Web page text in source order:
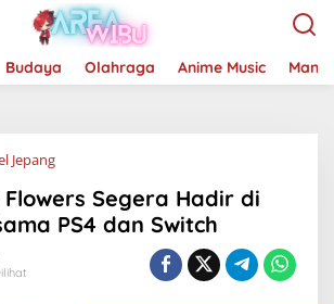
Budaya Olahraga Anime Music
JepangEverlasting
Segera
Hadir
di
Segera Hadir di
PS4 dan Switch